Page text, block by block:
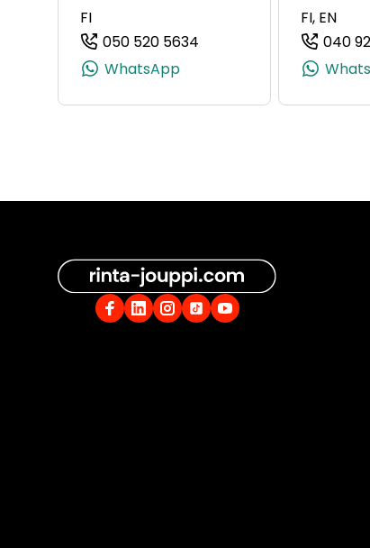
FI
050 520 5634
(+358505205634,
WhatsApp
FI, EN
040